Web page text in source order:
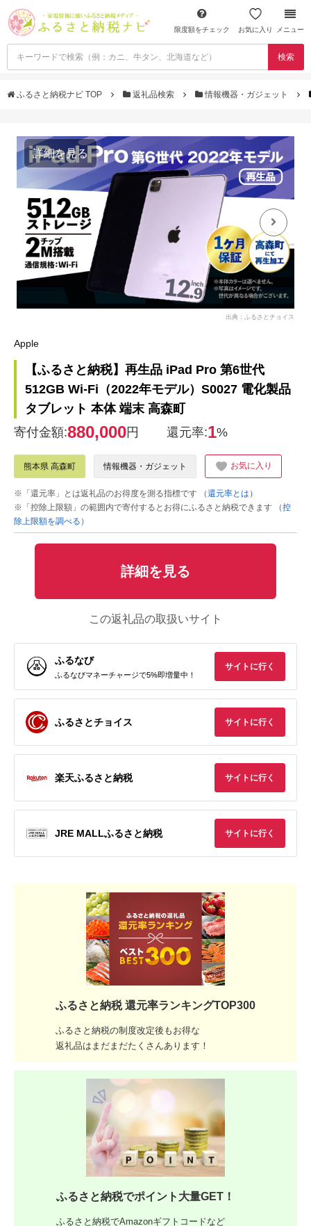
限度額をチェック お気に入り メニュー
検索
ふるさと納税ナビ TOP 返礼品検索 情報機器・ガジェット
詳細を見る
出典：ふるさとチョイス
Apple
【ふるさと納税】再生品 iPad Pro 第6世代
512GB Wi-Fi（2022年モデル）S0027 電化製品
タブレット 本体 端末 高森町
寄付金額:880,000円 還元率:1%
熊本県 高森町 情報機器・ガジェット お気に入り
※「還元率」とは返礼品のお得度を測る指標です
（還元率とは）
※「控除上限額」の範囲内で寄付するとお得にふるさと納税できます
（控
除上限額を調べる）
詳細を見る
この返礼品の取扱いサイト
ふるなび
ふるなびマネーチャージで5%即増量中！
サイトに行く
ふるさとチョイス サイトに行く
楽天ふるさと納税 サイトに行く
JRE MALLふるさと納税 サイトに行く
ふるさと納税 還元率ランキングTOP300
ふるさと納税の制度改定後もお得な
返礼品はまだまだたくさんあります！
ふるさと納税でポイント大量GET！
ふるさと納税でAmazonギフトコードなど